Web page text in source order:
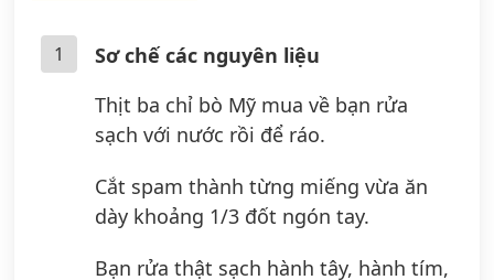
1
Sơ chế các nguyên liệu
Thịt ba chỉ bò Mỹ mua về bạn rửa
sạch với nước rồi để ráo.
Cắt spam thành từng miếng vừa ăn
dày khoảng 1/3 đốt ngón tay.
Bạn rửa thật sạch hành tây, hành tím,